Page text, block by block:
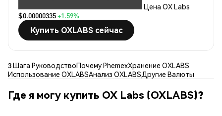
Цена OX Labs
$0.00000335+1.59%
Купить OXLABS сейчас
3 Шага РуководствоПочему PhemexХранение OXLABS
Использование OXLABSАнализ OXLABSДругие Валюты
Где я могу купить OX Labs (OXLABS)?